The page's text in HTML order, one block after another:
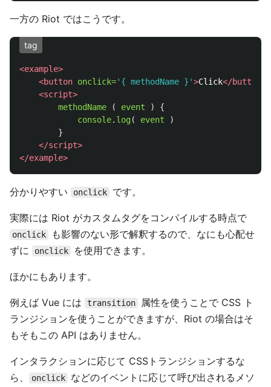
一方の Riot ではこうです。
tag
<example>
<button onclick='{ methodName }'>Click</button>
<script>
methodName
( event )
{
console. log( event
)
}
</script>
</example>
分かりやすい onclick です。
実際には Riot がカスタムタグをコンパイルする時点で
onclick
も影響のない形で解釈するので、なにも心配せ
ずに
onclick を使用できます。
ほかにもあります。
例えば Vue には transition
属性を使うことで CSS ト
ランジションを使うことができますが、Riot の場合はそ
もそもこの API はありません。
インタラクションに応じて CSSトランジションするな
ら、
onclick
などのイベントに応じて呼び出されるメソ